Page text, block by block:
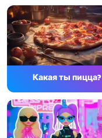
Какая ты пицца?